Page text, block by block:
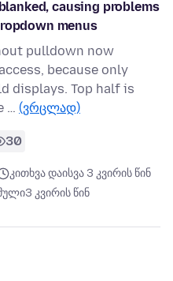
causing problems
menus
pulldown now
because only
displays. Top half is
… (ვრცლად)
30
კითხვა დაისვა 3 კვირის წინ
3 კვირის წინ